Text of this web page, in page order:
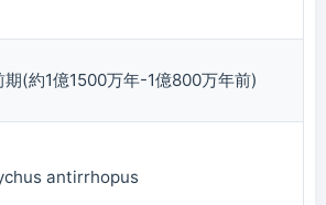
期(約1億1500万年-1億800万年前)
antirrhopus